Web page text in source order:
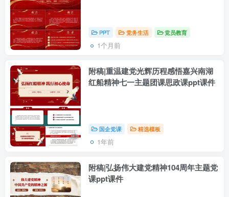
PPT 党务生活 党员教育
1个月前
附稿|重温建党光辉历程感悟嘉兴南湖
红船精神七一主题团课思政课ppt课件
国企党课 精选模板
1年前
附稿|弘扬伟大建党精神104周年主题党
课ppt课件